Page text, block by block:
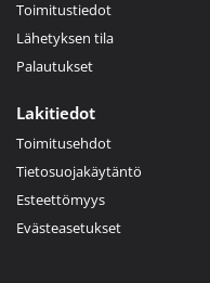
Toimitustiedot
Lähetyksen tila
Palautukset
Lakitiedot
Toimitusehdot
Tietosuojakäytäntö
Esteettömyys
Evästeasetukset